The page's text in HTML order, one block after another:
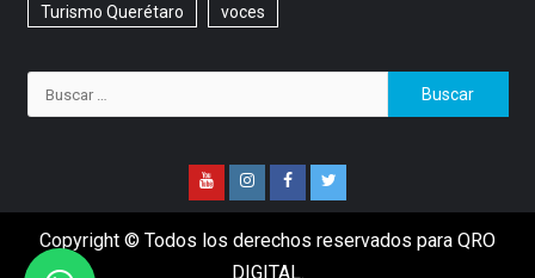
Turismo Querétaro voces
Copyright © Todos los derechos reservados para QRO
DIGITAL.